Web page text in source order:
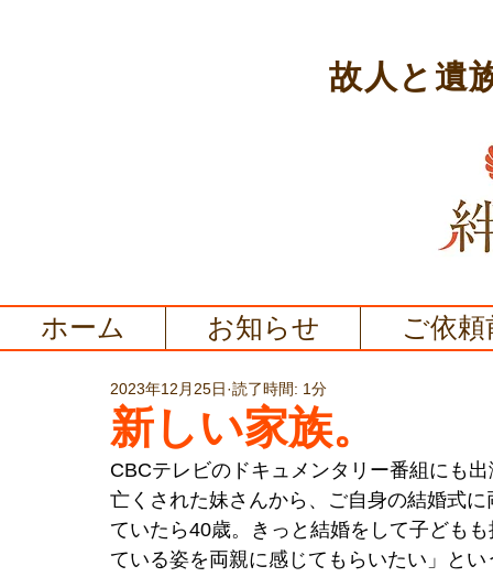
故人と遺
ホーム お知らせ ご依
新しい家族。
2023年12月25日 読了時間: 1分
CBCテレビのドキュメンタリー番組にも
亡くされた妹さんから、ご自身の結婚式
ていたら40歳。きっと結婚をして子ども
ている姿を両親に感じてもらいたい」と